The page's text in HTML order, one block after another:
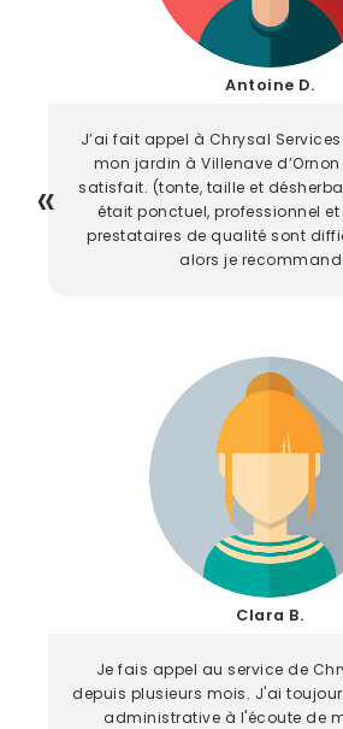
Antoine D.
J’ai fait appel à Chrysal
mon jardin à Villenave d’Ornon
satisfait. (tonte, taille et
était ponctuel, professionnel et
prestataires de qualité sont
alors je
Clara B.
Je fais appel au service de
depuis plusieurs mois. J'ai
administrative à l'écoute de